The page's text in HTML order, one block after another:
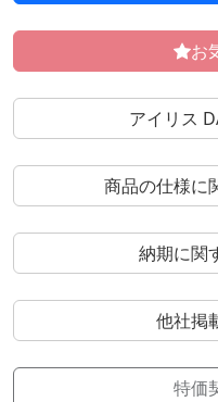
お
アイリス
商品の仕様に
納期に関
他社掲
特価